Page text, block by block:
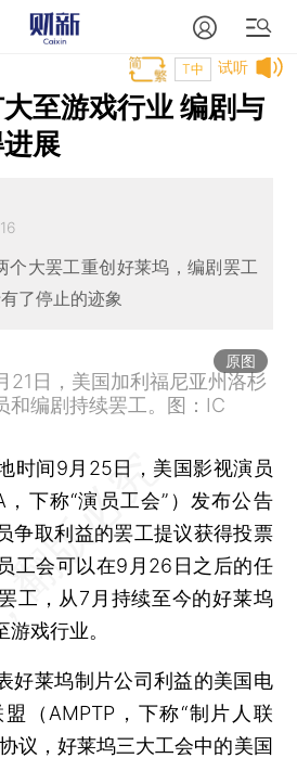
试听
T中
至游戏行业 编剧与
展
个大罢工重创好莱坞，编剧罢工
了停止的迹象
原图
21日，美国加利福尼亚州洛杉
和编剧持续罢工。图：IC
时间9月25日，美国影视演员
，下称“演员工会”）发布公告
争取利益的罢工提议获得投票
工会可以在9月26日之后的任
工，从7月持续至今的好莱坞
戏行业。
莱坞制片公司利益的美国电
（AMPTP，下称“制片人联
议，好莱坞三大工会中的美国